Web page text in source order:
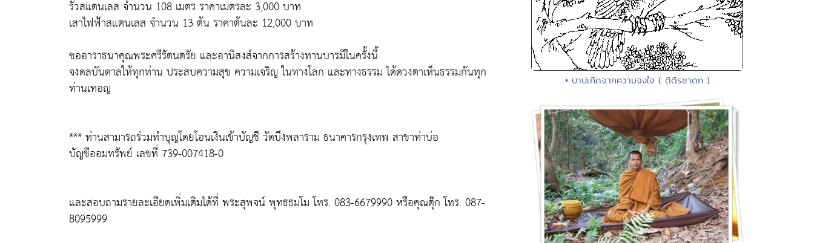
รั้วสแตนเลส จำนวน 108 เมตร ราคาเมตรละ 3,000 บาท
เสาไฟฟ้าสแตนเลส จำนวน 13 ต้น ราคาต้นละ 12,000 บาท
ขออาราธนาคุณพระศรีรัตนตรัย และอานิสงส์จากการสร้างทานบารมีในครั้งนี้
จงดลบันดาลให้ทุกท่าน ประสบความสุข ความเจริญ ในทางโลก และทางธรรม ได้ดวงตาเห็นธรรมกันทุก
ท่านเทอญ
*** ท่านสามารถร่วมทำบุญโดยโอนเงินเข้าบัญชี วัดบึงพลาราม ธนาคารกรุงเทพ สาขาท่าบ่อ
บัญชีออมทรัพย์ เลขที่ 739-007418-0
และสอบถามรายละเอียดเพิ่มเติมได้ที่ พระสุพจน์ พุทธธมฺโม โทร. 083-6679990 หรือคุณตุ๊ก โทร. 087-
8095999
• บาปเกิดจากความจงใจ ( ติติรชาดก )